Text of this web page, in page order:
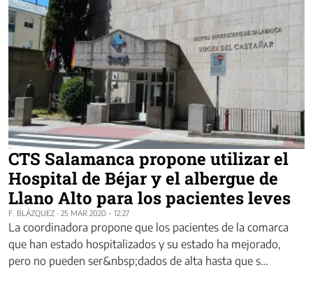
CTS Salamanca propone utilizar el
Hospital de Béjar y el albergue de
Llano Alto para los pacientes leves
F. BLÁZQUEZ · 25 MAR 2020 - 12:27
La coordinadora propone que los pacientes de la comarca
que han estado hospitalizados y su estado ha mejorado,
pero no pueden ser&nbsp;dados de alta hasta que s…